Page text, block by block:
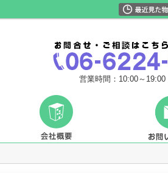
営業時間：10:00～19:00